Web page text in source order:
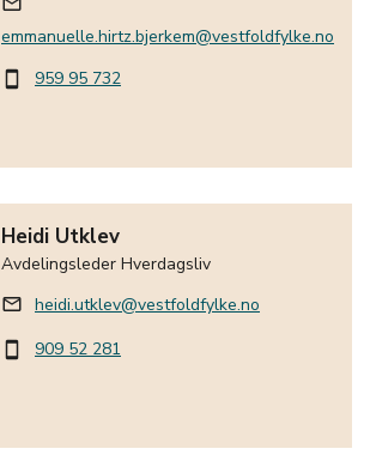
emmanuelle.hirtz.bjerkem@vestfoldfylke.no
smartphone 959 95 732
Heidi Utklev
Avdelingsleder Hverdagsliv
mail_outline heidi.utklev@vestfoldfylke.no
smartphone 909 52 281